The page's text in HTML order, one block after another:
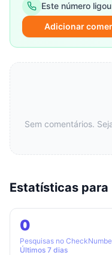
Este número
Adicionar
Sem comentários.
Estatísticas
0
Pesquisas no
Últimos 7 dias